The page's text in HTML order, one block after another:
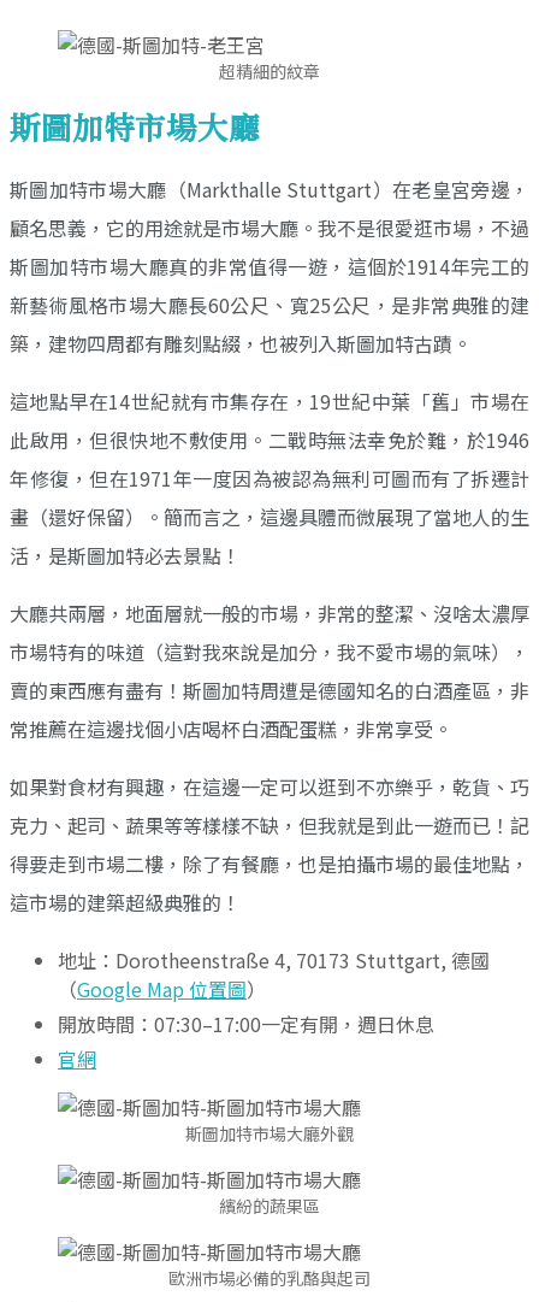
超精細的紋章
斯圖加特市場大廳
斯圖加特市場大廳（Markthalle Stuttgart）在老皇宮旁邊，
顧名思義，它的用途就是市場大廳。我不是很愛逛市場，不過
斯圖加特市場大廳真的非常值得一遊，這個於1914年完工的
新藝術風格市場大廳長60公尺、寬25公尺，是非常典雅的建
築，建物四周都有雕刻點綴，也被列入斯圖加特古蹟。
這地點早在14世紀就有市集存在，19世紀中葉「舊」市場在
此啟用，但很快地不敷使用。二戰時無法幸免於難，於1946
年修復，但在1971年一度因為被認為無利可圖而有了拆遷計
畫（還好保留）。簡而言之，這邊具體而微展現了當地人的生
活，是斯圖加特必去景點！
大廳共兩層，地面層就一般的市場，非常的整潔、沒啥太濃厚
市場特有的味道（這對我來說是加分，我不愛市場的氣味），
賣的東西應有盡有！斯圖加特周遭是德國知名的白酒產區，非
常推薦在這邊找個小店喝杯白酒配蛋糕，非常享受。
如果對食材有興趣，在這邊一定可以逛到不亦樂乎，乾貨、巧
克力、起司、蔬果等等樣樣不缺，但我就是到此一遊而已！記
得要走到市場二樓，除了有餐廳，也是拍攝市場的最佳地點，
這市場的建築超級典雅的！
地址：Dorotheenstraße 4, 70173 Stuttgart, 德國
（Google Map 位置圖）
開放時間：07:30–17:00一定有開，週日休息
官網
斯圖加特市場大廳外觀
繽紛的蔬果區
歐洲市場必備的乳酪與起司